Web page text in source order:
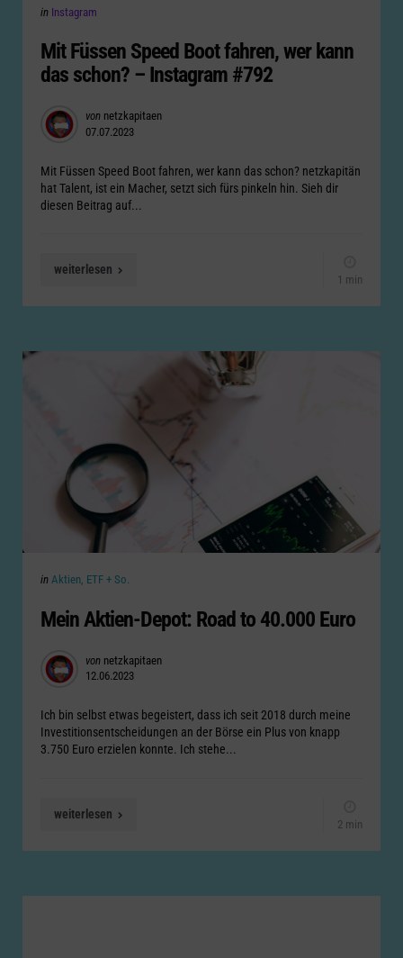
Categories
Posted
in Instagram
Mit Füssen Speed Boot fahren, wer kann
das schon? – Instagram #792
Posted
by
von netzkapitaen
07.07.2023
Mit Füssen Speed Boot fahren, wer kann das schon? netzkapitän
hat Talent, ist ein Macher, setzt sich fürs pinkeln hin. Sieh dir
diesen Beitrag auf...
weiterlesen
1 min
Categories
Posted
in Aktien, ETF + So.
Mein Aktien-Depot: Road to 40.000 Euro
Posted
by
von netzkapitaen
12.06.2023
Ich bin selbst etwas begeistert, dass ich seit 2018 durch meine
Investitionsentscheidungen an der Börse ein Plus von knapp
3.750 Euro erzielen konnte. Ich stehe...
weiterlesen
2 min